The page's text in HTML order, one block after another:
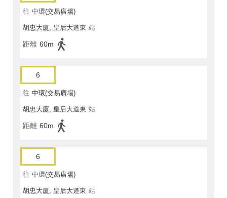
往 中環(交易廣場)
胡忠大廈, 皇后大道東 站
距離 60m
6
往 中環(交易廣場)
胡忠大廈, 皇后大道東 站
距離 60m
6
往 中環(交易廣場)
胡忠大廈, 皇后大道東 站